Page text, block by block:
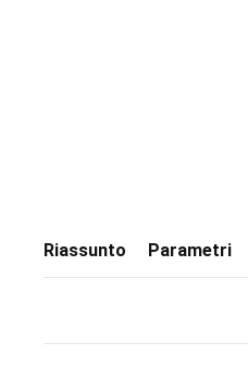
Riassunto Parametri